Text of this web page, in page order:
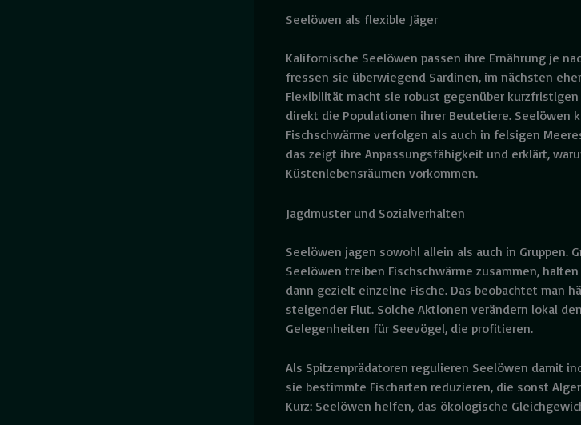
Seelöwen als flexible Jäger
Kalifornische Seelöwen passen ihre Ernährung je
fressen sie überwiegend Sardinen, im nächsten
Flexibilität macht sie robust gegenüber
direkt die Populationen ihrer Beutetiere. Seelöwen
Fischschwärme verfolgen als auch in felsigen
das zeigt ihre Anpassungsfähigkeit und erklärt,
Küstenlebensräumen vorkommen.
Jagdmuster und Sozialverhalten
Seelöwen jagen sowohl allein als auch in Gruppen.
Seelöwen treiben Fischschwärme zusammen,
dann gezielt einzelne Fische. Das beobachtet man
steigender Flut. Solche Aktionen verändern lokal
Gelegenheiten für Seevögel, die profitieren.
Als Spitzenprädatoren regulieren Seelöwen damit
sie bestimmte Fischarten reduzieren, die sonst
Kurz: Seelöwen helfen, das ökologische